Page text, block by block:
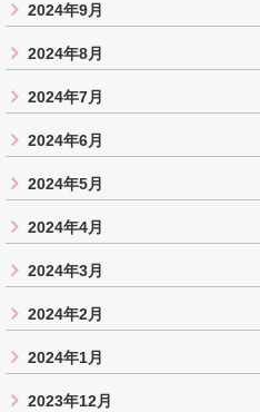
2024年9月
2024年8月
2024年7月
2024年6月
2024年5月
2024年4月
2024年3月
2024年2月
2024年1月
2023年12月